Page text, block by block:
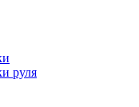
руля